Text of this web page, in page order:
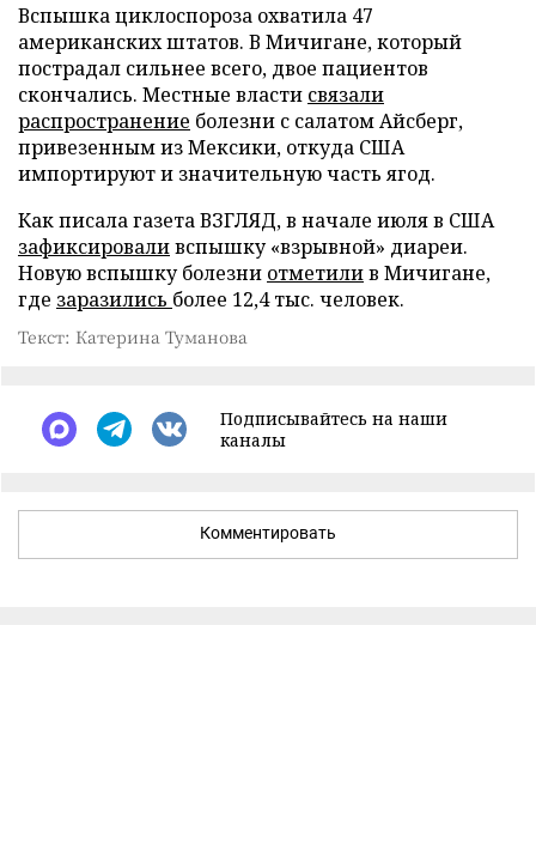
Вспышка циклоспороза охватила 47
американских штатов. В Мичигане, который
пострадал сильнее всего, двое пациентов
скончались. Местные власти связали
распространение болезни с салатом Айсберг,
привезенным из Мексики, откуда США
импортируют и значительную часть ягод.
Как писала газета ВЗГЛЯД, в начале июля в США
зафиксироваливспышку «взрывной» диареи.
Новую вспышку болезни отметилив Мичигане,
где заразились более 12,4 тыс. человек.
Текст: Катерина Туманова
Подписывайтесь на наши
каналы
Комментировать